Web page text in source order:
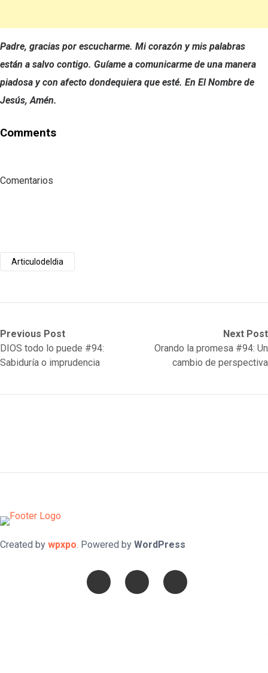
Padre, gracias por escucharme. Mi corazón y mis palabras
están a salvo contigo. Guíame a comunicarme de una manera
piadosa y con afecto dondequiera que esté. En El Nombre de
Jesús, Amén.
Comments
Comentarios
Articulodeldia
Post
navigation
Previous Post
Previous
post:
DIOS todo lo puede #94:
Sabiduría o imprudencia
Next Post
Next
post:
Orando la promesa #94: Un
cambio de perspectiva
Created by wpxpo. Powered by WordPress